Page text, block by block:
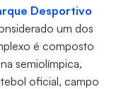
Desportivo
um dos
é composto
semiolímpica,
oficial, campo